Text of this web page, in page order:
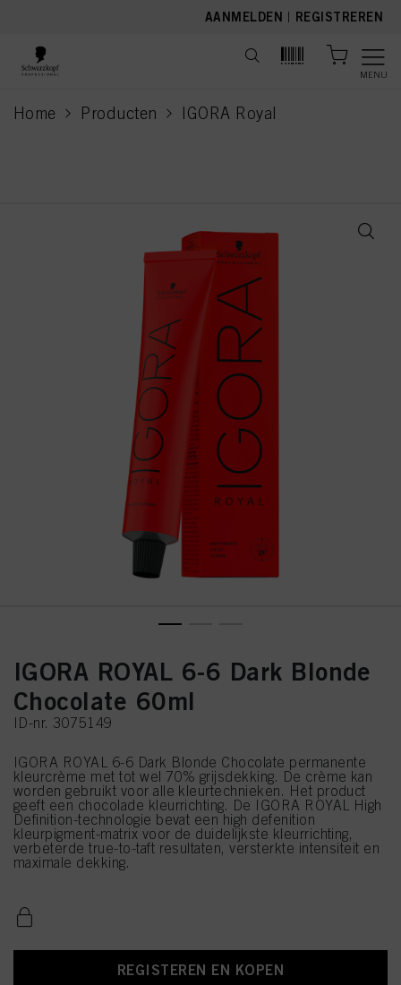
AANMELDEN | REGISTREREN
MENU
Home Producten IGORA Royal
current page
IGORA ROYAL 6-6 Dark Blonde
Chocolate 60ml
ID-nr. 3075149
IGORA ROYAL 6-6 Dark Blonde Chocolate permanente
kleurcrème met tot wel 70% grijsdekking. De crème kan
worden gebruikt voor alle kleurtechnieken. Het product
geeft een chocolade kleurrichting. De IGORA ROYAL High
Definition-technologie bevat een high defenition
kleurpigment-matrix voor de duidelijkste kleurrichting,
verbeterde true-to-taft resultaten, versterkte intensiteit en
maximale dekking.
REGISTEREN EN KOPEN